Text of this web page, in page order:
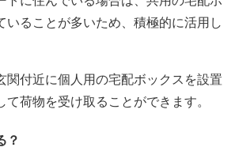
いることが多いため、積極的に活用し
関付近に個人用の宅配ボックスを設置
荷物を受け取ることができます。
？